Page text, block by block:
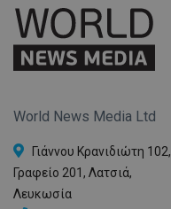
World News Media Ltd
Γιάννου Κρανιδιώτη 102,
Γραφείο 201, Λατσιά,
Λευκωσία